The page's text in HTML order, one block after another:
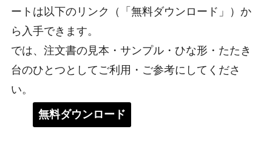
ートは以下のリンク（「無料ダウンロード」）か
ら入手できます。
では、注文書の見本・サンプル・ひな形・たたき
台のひとつとしてご利用・ご参考にしてくださ
い。
無料ダウンロード